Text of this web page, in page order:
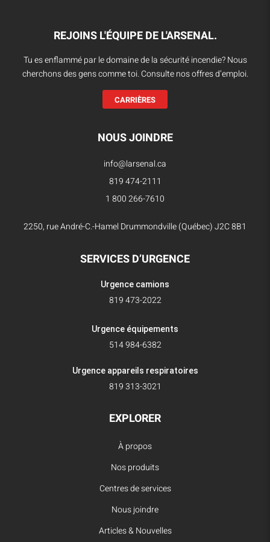
REJOINS L'ÉQUIPE DE L'ARSENAL.
Tu es enflammé par le domaine de la sécurité incendie? Nous
cherchons des gens comme toi. Consulte nos offres d’emploi.
CARRIÈRES
NOUS JOINDRE
info@larsenal.ca
819 474-2111
1 800 266-7610
2250, rue André-C.-Hamel Drummondville (Québec) J2C 8B1
SERVICES D’URGENCE
Urgence camions
819 473-2022
Urgence équipements
514 984-6382
Urgence appareils respiratoires
819 313-3021
EXPLORER
À propos
Nos produits
Centres de services
Nous joindre
Articles & Nouvelles